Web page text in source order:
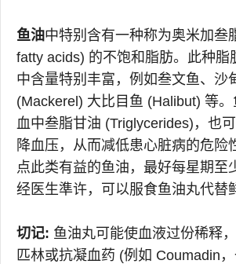
鱼油中特别含有一种称为奥米加叁
fatty acids) 的不饱和脂肪。此种脂
中含量特别丰富，例如叁文鱼、沙
(Mackerel) 大比目鱼 (Halibut) 等
血中叁脂甘油 (Triglycerides)，也
降血压，从而减低患心脏病的危险
点此类有益的鱼油，最好每星期至
经医生準许，可以服食鱼油丸代替
切记: 鱼油丸可能使血液过份稀释
匹林或抗凝血药 (例如 Coumadin